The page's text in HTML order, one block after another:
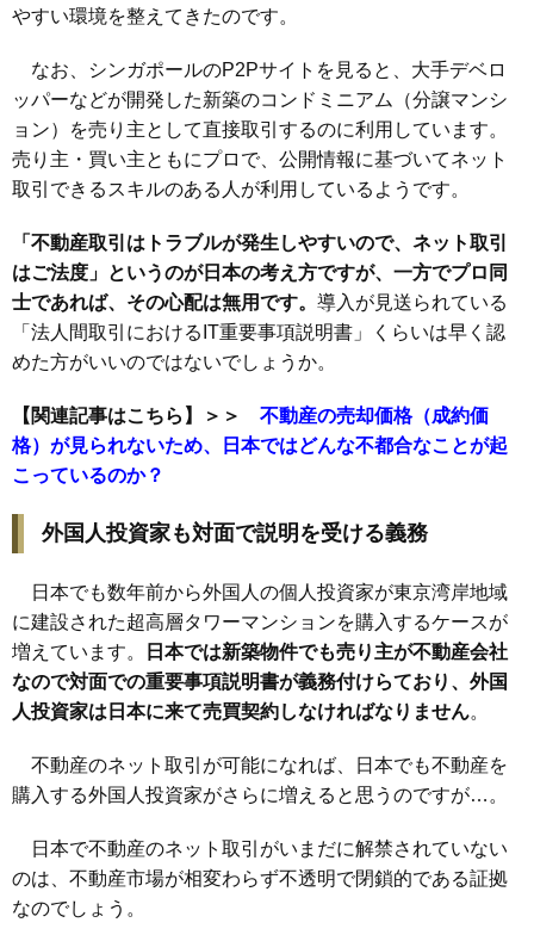
やすい環境を整えてきたのです。
なお、シンガポールのP2Pサイトを見ると、大手デベロ
ッパーなどが開発した新築のコンドミニアム（分譲マンシ
ョン）を売り主として直接取引するのに利用しています。
売り主・買い主ともにプロで、公開情報に基づいてネット
取引できるスキルのある人が利用しているようです。
「不動産取引はトラブルが発生しやすいので、ネット取引
はご法度」というのが日本の考え方ですが、一方でプロ同
士であれば、その心配は無用です。 導入が見送られている
「法人間取引におけるIT重要事項説明書」くらいは早く認
めた方がいいのではないでしょうか。
【関連記事はこちら】＞＞
不動産の売却価格（成約価
格）が見られないため、日本ではどんな不都合なことが起
こっているのか？
外国人投資家も対面で説明を受ける義務
日本でも数年前から外国人の個人投資家が東京湾岸地域
に建設された超高層タワーマンションを購入するケースが
増えています。
日本では新築物件でも売り主が不動産会社
なので対面での重要事項説明書が義務付けらており、外国
人投資家は日本に来て売買契約しなければなりません。
不動産のネット取引が可能になれば、日本でも不動産を
購入する外国人投資家がさらに増えると思うのですが…。
日本で不動産のネット取引がいまだに解禁されていない
のは、不動産市場が相変わらず不透明で閉鎖的である証拠
なのでしょう。